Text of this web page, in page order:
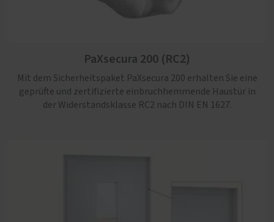
PaXsecura 200 (RC2)
Mit dem Sicherheitspaket PaXsecura 200 erhalten Sie eine
geprüfte und zertifizierte einbruchhemmende Haustür in
der Widerstandsklasse RC2 nach DIN EN 1627.